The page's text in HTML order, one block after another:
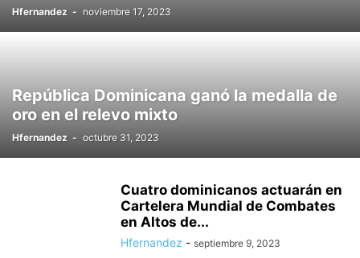
Hfernandez - noviembre 17, 2023
República Dominicana ganó la medalla de
oro en el relevo mixto
Hfernandez - octubre 31, 2023
Cuatro dominicanos actuarán en
Cartelera Mundial de Combates
en Altos de...
Hfernandez - septiembre 9, 2023